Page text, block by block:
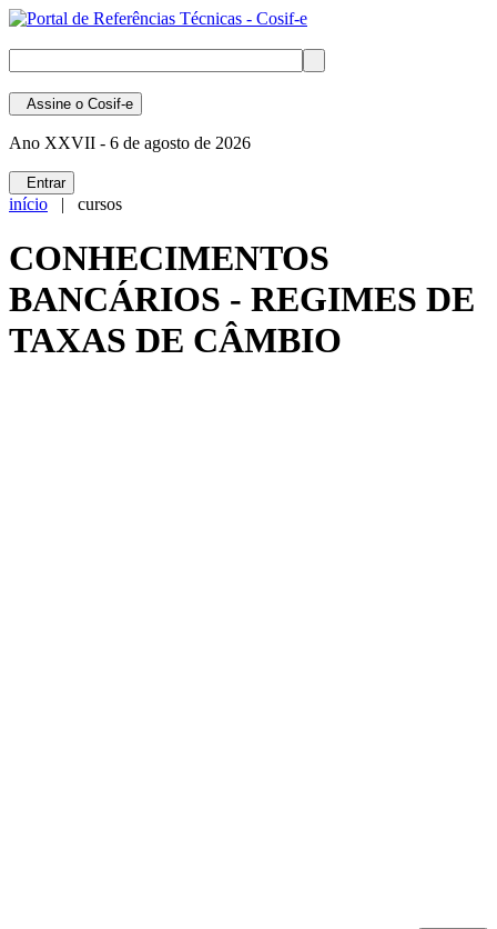
Assine o Cosif-e
Ano XXVII - 6 de agosto de 2026
Entrar
início | cursos
CONHECIMENTOS
BANCÁRIOS - REGIMES DE
TAXAS DE CÂMBIO